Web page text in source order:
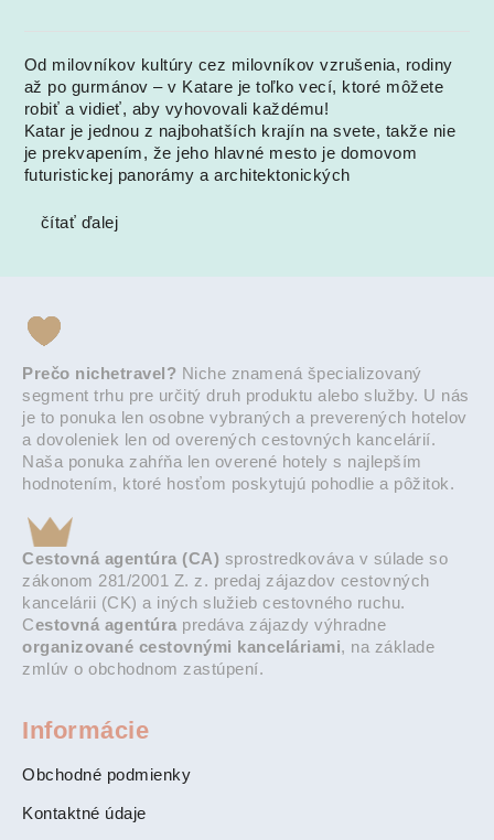
Od milovníkov kultúry cez milovníkov vzrušenia, rodiny
až po gurmánov – v Katare je toľko vecí, ktoré môžete
robiť a vidieť, aby vyhovovali každému!
Katar je jednou z najbohatších krajín na svete, takže nie
je prekvapením, že jeho hlavné mesto je domovom
futuristickej panorámy a architektonických
čítať ďalej
Prečo nichetravel? Niche znamená špecializovaný
segment trhu pre určitý druh produktu alebo služby. U nás
je to ponuka len osobne vybraných a preverených hotelov
a dovoleniek len od overených cestovných kancelárií.
Naša ponuka zahŕňa len overené hotely s najlepším
hodnotením, ktoré hosťom poskytujú pohodlie a pôžitok.
Cestovná agentúra (CA) sprostredkováva v súlade so
zákonom 281/2001 Z. z. predaj zájazdov cestovných
kancelárii (CK) a iných služieb cestovného ruchu.
Cestovná agentúra predáva zájazdy výhradne
organizované cestovnými kanceláriami, na základe
zmlúv o obchodnom zastúpení.
Informácie
Obchodné podmienky
Kontaktné údaje